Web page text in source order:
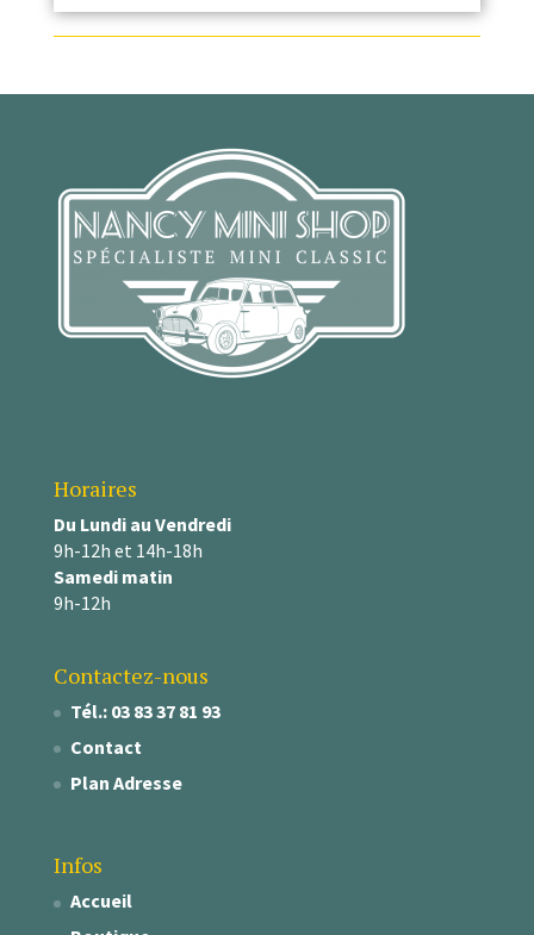
Horaires
Du Lundi au Vendredi
9h-12h et 14h-18h
Samedi matin
9h-12h
Contactez-nous
Tél.: 03 83 37 81 93
Contact
Plan Adresse
Infos
Accueil